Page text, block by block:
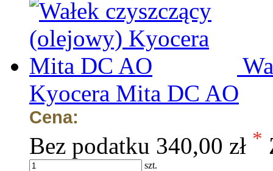
Kyocera Mita DC AO
Cena:
Bez podatku 340,00 zł *
szt.